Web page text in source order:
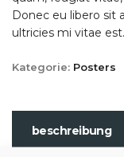
Donec eu libero sit
ultricies mi vitae
Kategorie: Posters
beschreibung